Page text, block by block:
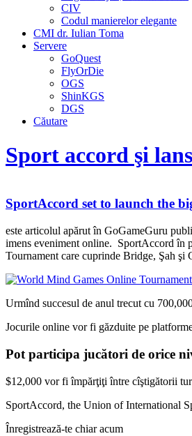
CIV
Codul manierelor elegante
CMI dr. Iulian Toma
Servere
GoQuest
FlyOrDie
OGS
ShinKGS
DGS
Căutare
Sport accord şi
SportAccord set to launch the
este articolul apărut în GoGameGuru
imens eveniment online. SportAccord în
Tournament care cuprinde Bridge, Şah şi
Urmînd succesul de anul trecut cu
Jocurile online vor fi găzduite pe
Pot participa jucători de orice
$12,000 vor fi împărţiţi între cîştigătorii
SportAccord, the Union of International
Înregistrează-te chiar acum